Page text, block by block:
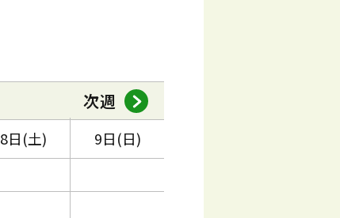
次週
8日(土) 9日(日)